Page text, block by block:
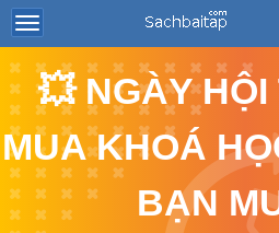
💥 NGÀY
MUA KHOÁ
BẠN